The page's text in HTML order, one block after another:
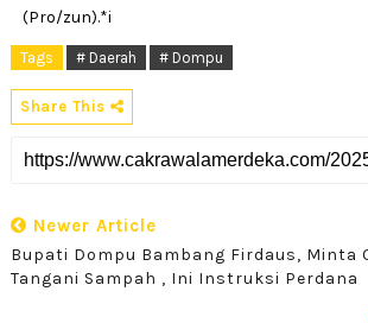
(Pro/zun).*i
Tags # Daerah # Dompu
Share This
Newer Article
Bupati Dompu Bambang Firdaus, Minta
Tangani Sampah , Ini Instruksi Perdana